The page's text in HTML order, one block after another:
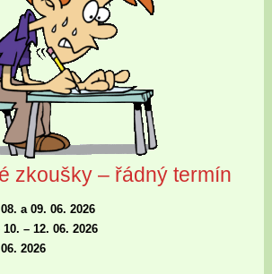
zkoušky – řádný termín
a 09. 06. 2026
10. – 12. 06. 2026
2026